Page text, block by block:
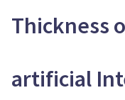
Thickness
artificial